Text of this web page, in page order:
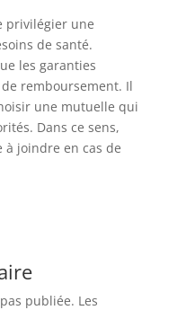
privilégier une
de santé.
les garanties
remboursement. Il
une mutuelle qui
Dans ce sens,
à joindre en cas de
publiée. Les